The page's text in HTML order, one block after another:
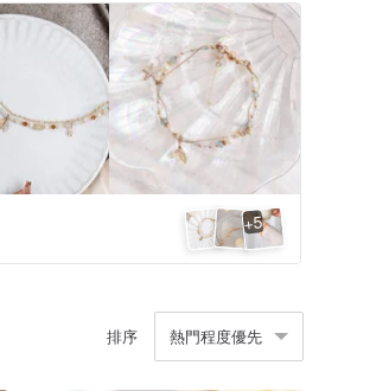
+5
排序 熱門程度優先